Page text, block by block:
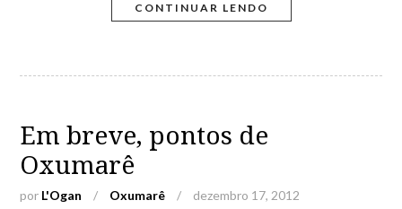
CONTINUAR LENDO
Em breve, pontos de
Oxumarê
por L'Ogan / Oxumarê / dezembro 17, 2012